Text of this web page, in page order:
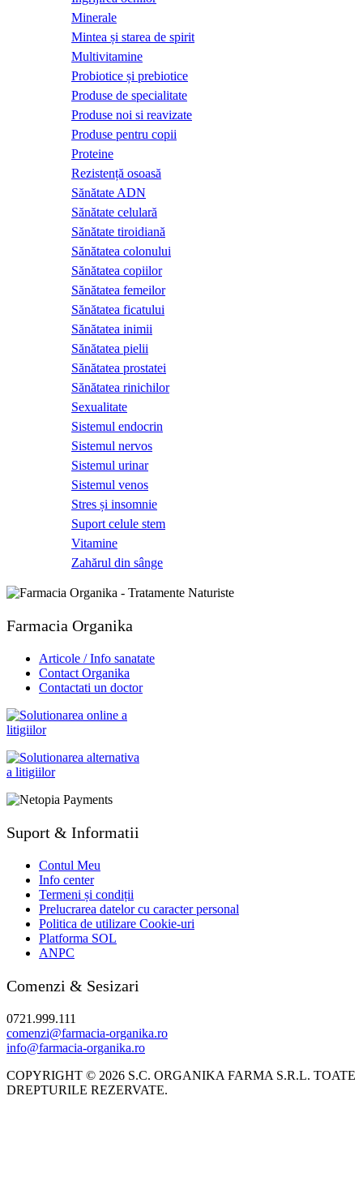
Minerale
Mintea și starea de spirit
Multivitamine
Probiotice și prebiotice
Produse de specialitate
Produse noi si reavizate
Produse pentru copii
Proteine
Rezistență osoasă
Sănătate ADN
Sănătate celulară
Sănătate tiroidiană
Sănătatea colonului
Sănătatea copiilor
Sănătatea femeilor
Sănătatea ficatului
Sănătatea inimii
Sănătatea pielii
Sănătatea prostatei
Sănătatea rinichilor
Sexualitate
Sistemul endocrin
Sistemul nervos
Sistemul urinar
Sistemul venos
Stres și insomnie
Suport celule stem
Vitamine
Zahărul din sânge
Farmacia Organika
Articole / Info sanatate
Contact Organika
Contactati un doctor
Suport & Informatii
Contul Meu
Info center
Termeni și condiții
Prelucrarea datelor cu caracter personal
Politica de utilizare Cookie-uri
Platforma SOL
ANPC
Comenzi & Sesizari
0721.999.111
comenzi@farmacia-organika.ro
info@farmacia-organika.ro
COPYRIGHT © 2026 S.C. ORGANIKA FARMA S.R.L. TOATE
DREPTURILE REZERVATE.